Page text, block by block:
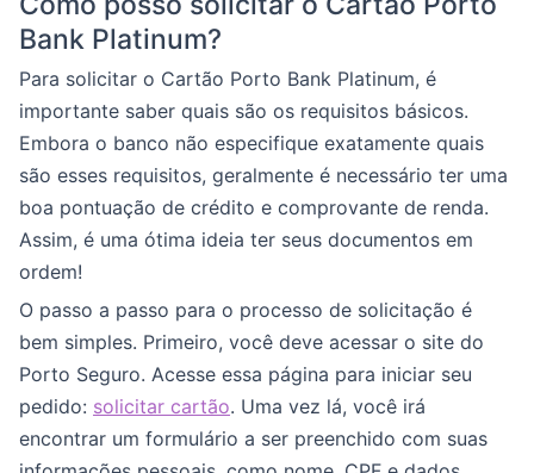
Bank Platinum?
Para solicitar o Cartão Porto Bank Platinum, é
importante saber quais são os requisitos básicos.
Embora o banco não especifique exatamente quais
são esses requisitos, geralmente é necessário ter uma
boa pontuação de crédito e comprovante de renda.
Assim, é uma ótima ideia ter seus documentos em
ordem!
O passo a passo para o processo de solicitação é
bem simples. Primeiro, você deve acessar o site do
Porto Seguro. Acesse essa página para iniciar seu
pedido: solicitar cartão. Uma vez lá, você irá
encontrar um formulário a ser preenchido com suas